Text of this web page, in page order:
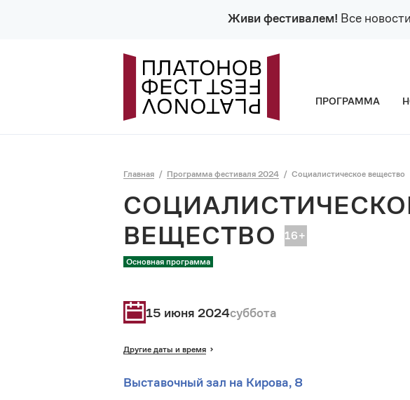
Живи фестивалем! Все
ПРОГРАММА
Главная Программа фестиваля 2024 Социалистическое вещество
ВЕЩЕСТВО
Основная программа
15 июня 2024суббота
Другие даты и время
Выставочный зал на Кирова, 8